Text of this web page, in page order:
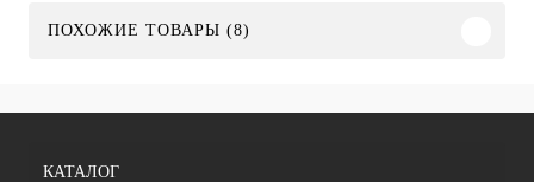
ПОХОЖИЕ ТОВАРЫ (8)
КАТАЛОГ